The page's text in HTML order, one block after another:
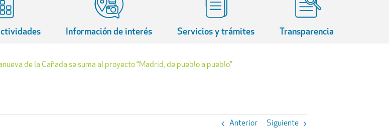
Información de interés Servicios y trámites Transparencia
de la Cañada se suma al proyecto “Madrid, de pueblo a pueblo”
Anterior Siguiente